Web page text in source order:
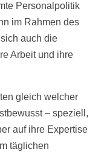
Personalpolitik
im Rahmen des
auch die
Arbeit und ihre
gleich welcher
– speziell,
auf ihre Expertise
täglichen